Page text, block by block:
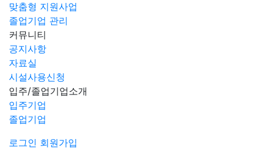
맞춤형 지원사업
졸업기업 관리
커뮤니티
공지사항
자료실
시설사용신청
입주/졸업기업소개
입주기업
졸업기업
로그인 회원가입